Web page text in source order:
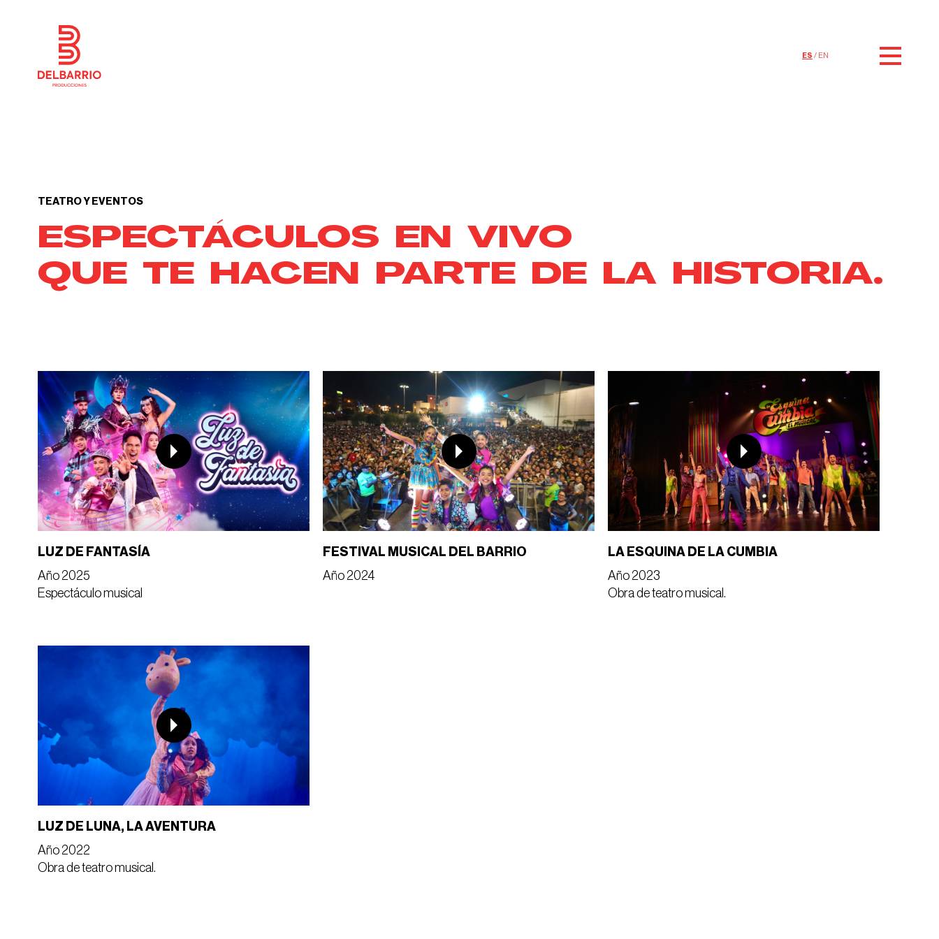
ES EN
TEATRO Y EVENTOS
ESPECTÁCULOS EN VIVO
QUE TE HACEN PARTE DE LA HISTORIA.
LUZ DE FANTASÍA
Año 2025
Espectáculo musical
FESTIVAL MUSICAL DEL BARRIO
Año 2024
LA ESQUINA DE LA CUMBIA
Año 2023
Obra de teatro musical.
LUZ DE LUNA, LA AVENTURA
Año 2022
Obra de teatro musical.